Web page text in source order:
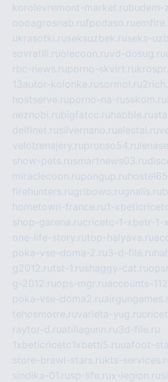
korolevremont-market.rubudem-
oooagrosnab.rufpodaso.ru
ukrasotki.ruseksuzbek.ruseks-
sovratili.ruolecoon.ruvd-dosug.ru
rbc-news.ruporno-skvirt.ru
13autor-kolonka.rusormol.ru
hostserve.ruporno-na-russkom.ru
neznobi.rubigfatcc.ru habble.ru
delfinet.rusilvernano.ruelestal.ru
velotrenajery.rupronso54.ru
show-pets.rusmartnews03.ru
miraclecoon.rupongup.ru
firehunters.rugribowo.rugnalis.ru
hometown-france.ru1-
shop-garena.rucricetc-1-xbetr-1-
one-life-story.rutop-halyava.ru
poka-vse-doma-2.ru3-d-file.ru
g2012.rutst-1.rushaggy-cat.ru
g-2012.ruops-mgr.ruaccounts-
poka-vse-doma2.ru
tehosmotre.ruvarieta-yug.ru
raytor-d.ruatillagunn.ru3d-file.ru
1xbeticricetc1xbetti5.ruuafoot-
store-brawl-stars.rukts-
sindika-01.rusp-life.rux-legion.ru